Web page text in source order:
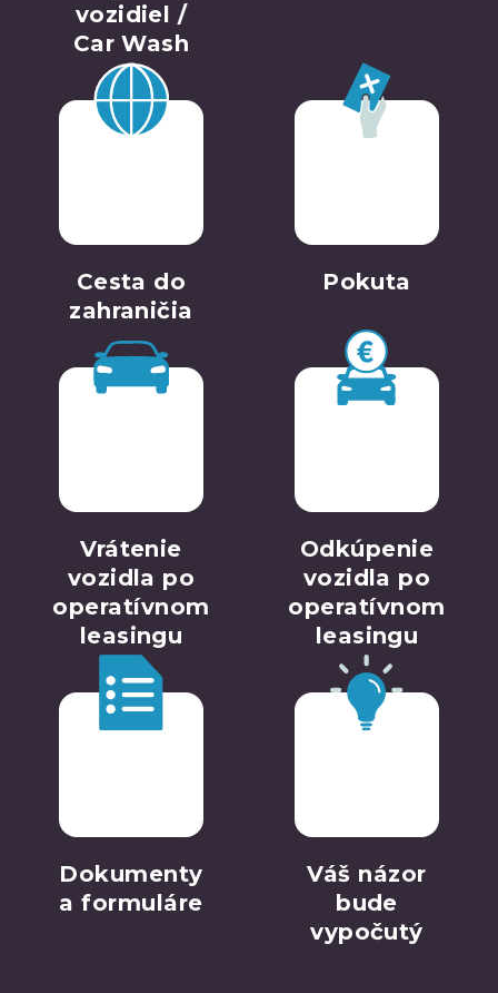
vozidiel /
Car Wash
Cesta do
zahraničia
Pokuta
Vrátenie
vozidla po
operatívnom
leasingu
Odkúpenie
vozidla po
operatívnom
leasingu
Dokumenty
a formuláre
Váš názor
bude
vypočutý